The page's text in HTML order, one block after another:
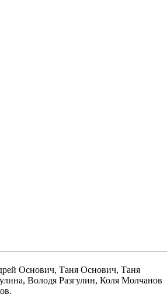
Основич, Таня Основич, Таня
Володя Разгулин, Коля Молчанов